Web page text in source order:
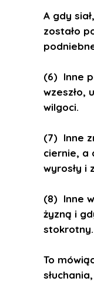
A gdy
zostało
(6) Inne
wzeszło,
wilgoci.
(7) Inne
ciernie, a
wyrosły i
(8) Inne
żyzną i
stokrotny.
To